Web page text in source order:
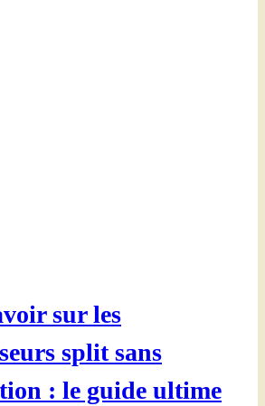
sur les
split sans
: le guide ultime